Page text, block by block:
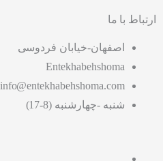
ارتباط با ما
اصفهان-خیابان فردوسی
Entekhabehshoma
info@entekhabehshoma.com
شنبه -چهارشنبه (8-17)